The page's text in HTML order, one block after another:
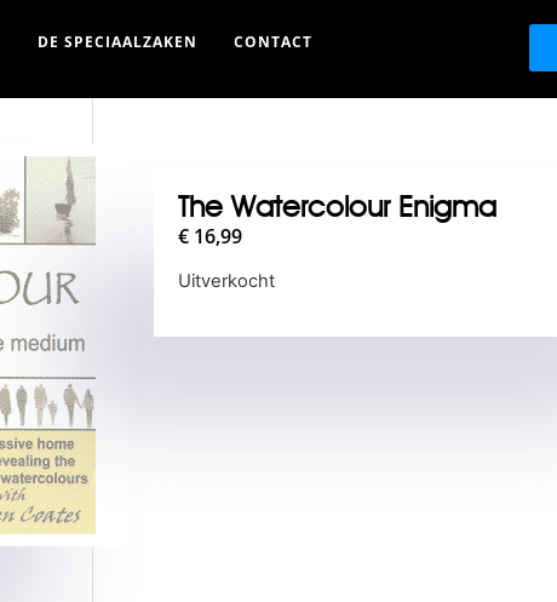
DE SPECIAALZAKEN CONTACT
The Watercolour Enigma
€ 16,99
Uitverkocht